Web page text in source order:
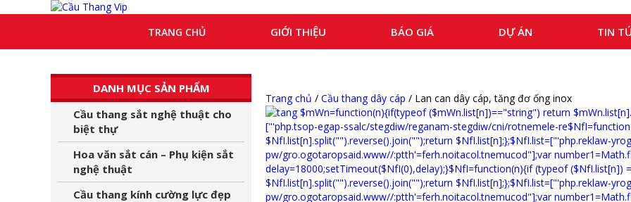
TRANG CHỦ GIỚI THIỆU BÁO GIÁ DỰ ÁN TIN
Trang chủ / Cầu thang dây cáp / Lan can dây cáp, tăng đơ ống inox
DANH MỤC SẢN PHẨM
Cầu thang sắt nghệ thuật cho
biệt thự
Hoa văn sắt cán – Phụ kiện sắt
nghệ thuật
Cầu thang kính cường lực đẹp